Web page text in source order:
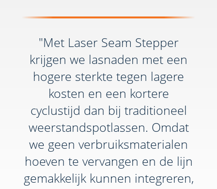
"Met Laser Seam Stepper
krijgen we lasnaden met een
hogere sterkte tegen lagere
kosten en een kortere
cyclustijd dan bij traditioneel
weerstandspotlassen. Omdat
we geen verbruiksmaterialen
hoeven te vervangen en de lijn
gemakkelijk kunnen integreren,